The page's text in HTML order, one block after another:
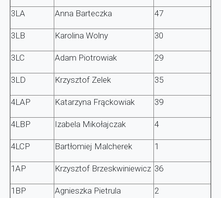
3LA Anna Barteczka 47
3LB Karolina Wolny 30
3LC Adam Piotrowiak 29
3LD Krzysztof Zelek 35
4LAP Katarzyna Frąckowiak 39
4LBP Izabela Mikołajczak 4
4LCP Bartłomiej Malcherek 1
1AP Krzysztof Brzeskwiniewicz 36
1BP Agnieszka Pietrula 2